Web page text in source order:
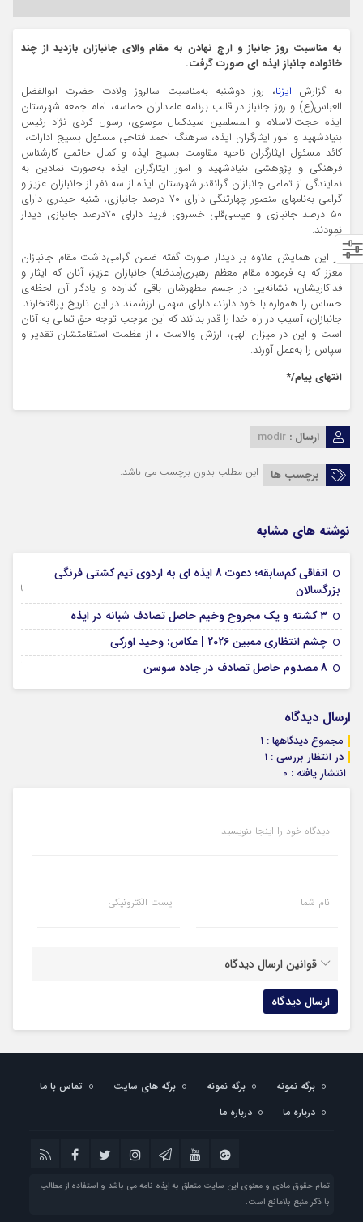
به مناسبت روز جانباز و ارج نهادن به مقام والای جانبازان بازدید از چند
خانواده جانباز ایذه ای صورت گرفت.
به گزارش ایزنا، روز دوشنبه به‌مناسبت سالروز ولادت حضرت ابوالفضل
العباس(ع) و روز جانباز در قالب برنامه علمداران حماسه، امام جمعه شهرستان
ایذه حجت‌الاسلام و المسلمین سیدکمال موسوی، رسول کردی نژاد رئیس
بنیادشهید و امور ایثارگران ایذه، سرهنگ احمد فتاحی مسئول بسیج ادارات،
کائد مسئول ایثارگران ناحیه مقاومت بسیج ایذه و کمال حاتمی کارشناس
فرهنگی و پژوهشی بنیادشهید و امور ایثارگران ایذه به‌صورت نمادین به
نمایندگی از تمامی جانبازان گرانقدر شهرستان ایذه از سه نفر از جانبازان عزیز و
گرامی به‌نامهای منصور چهارتنگی دارای ۷۰ درصد جانبازی، شنبه حیدری دارای
۵۰ درصد جانبازی و عیسی‌قلی خسروی فرید دارای ۷۰درصد جانبازی دیدار
نمودند.
در این همایش علاوه بر دیدار صورت گفته ضمن گرامی‌داشت مقام جانبازان
معزز که به فرموده مقام معظم رهبری(مدظله) جانبازان عزيز، آنان كه ايثار و
فداكاريشان، نشانه‌يى در جسم مطهرشان باقى گذارده و يادگار آن لحظه‌ى
حساس را همواره با خود دارند، داراى سهمى ارزشمند در اين تاريخ پرافتخارند.
جانبازان، آسيب در راه خدا را قدر بدانند كه اين موجب توجه حق تعالى به آنان
است و اين در ميزان الهى، ارزش والاست ، از عظمت استقامتشان تقدیر و
سپاس را به‌عمل آورند.
انتهای پیام/*
ارسال : modir
برچسب ها این مطلب بدون برچسب می باشد.
نوشته های مشابه
اتفاقی کم‌سابقه؛ دعوت 8 ایذه ای به اردوی تیم کشتی فرنگی
بزرگسالان
09 جولای 2026
۳ کشته و یک مجروح وخیم حاصل تصادف شبانه در ایذه
چشم انتظاری ممبین 2026 | عکاس: وحید اورکی
8 مصدوم حاصل تصادف در جاده سوسن
ارسال دیدگاه
مجموع دیدگاهها : 1
در انتظار بررسی : 1
انتشار یافته : 0
دیدگاه خود را اینجا بنویسید
نام شما پست الکترونیکی
قوانین ارسال دیدگاه
برگه نمونه برگه نمونه برگه های سایت
تماس با ما
درباره ما
درباره ما
تمام حقوق مادی و معنوی این سایت متعلق به ایذه نامه می باشد و استفاده از مطالب
با ذکر منبع بلامانع است.